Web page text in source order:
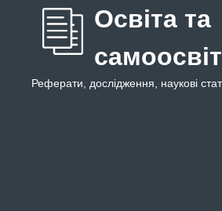
Освіта та
Реферати, дослідження, наукові